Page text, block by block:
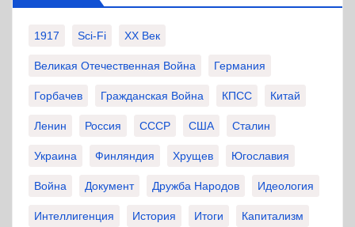
1917 Sci-Fi XX Век
Великая Отечественная Война Германия
Горбачев Гражданская Война КПСС Китай
Ленин Россия СССР США Сталин
Украина Финляндия Хрущев Югославия
Война Документ Дружба Народов Идеология
Интеллигенция История Итоги Капитализм